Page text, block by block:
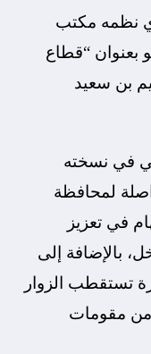
نظمه مكتب
“قطاع
بن سعيد
في نسخته
لمحافظة
في تعزيز
بالإضافة إلى
تستقطب الزوار
من مقومات